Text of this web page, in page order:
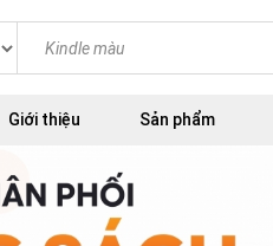
Giới thiệu Sản phẩm